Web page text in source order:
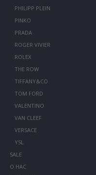
PHILIPP PLEIN
PINKO
PRADA
ROGER VIVIER
ROLEX
THE ROW
TIFFANY&CO
TOM FORD
VALENTINO
VAN CLEEF
VERSACE
YSL
SALE
О НАС